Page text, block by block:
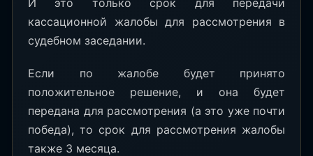
И это только срок для передачи
кассационной жалобы для рассмотрения в
судебном заседании.
Если по жалобе будет принято
положительное решение, и она будет
передана для рассмотрения (а это уже почти
победа), то срок для рассмотрения жалобы
также 3 месяца.